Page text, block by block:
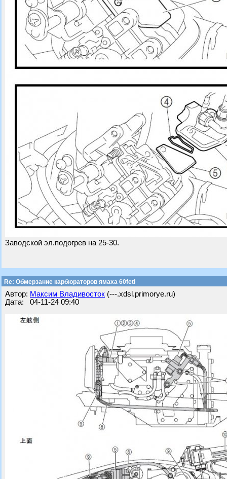
Заводской эл.подогрев на 25-30.
Re: Обмерзание карбюраторов ямаха 60fetl
Автор: Максим Владивосток (---.xdsl.primorye.ru)
Дата: 04-11-24 09:40